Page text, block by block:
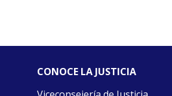
CONOCE LA JUSTICIA